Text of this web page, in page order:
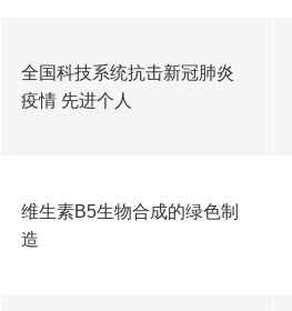
全国科技系统抗击新冠肺炎
疫情 先进个人
维生素B5生物合成的绿色制
造